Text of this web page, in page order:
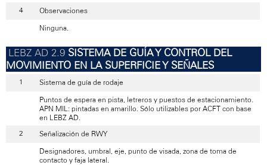
Observaciones
Ninguna.
SISTEMA DE GUÍA Y CONTROL DEL
MOVIMIENTO EN LA SUPERFICIE Y SEÑALES
Sistema de guía de rodaje
Puntos de espera en pista, letreros y puestos de estacionamiento.
APN MIL: pintadas en amarillo. Sólo utilizables por ACFT con base
en LEBZ AD.
Señalización de RWY
Designadores, umbral, eje, punto de visada, zona de toma de
contacto y faja lateral.